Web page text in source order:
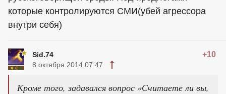
которые контролируются СМИ(убей агрессора
внутри себя)
Sid.74 +10
8 октября 2014 07:47
Кроме того, задавался вопрос «Считаете ли вы,